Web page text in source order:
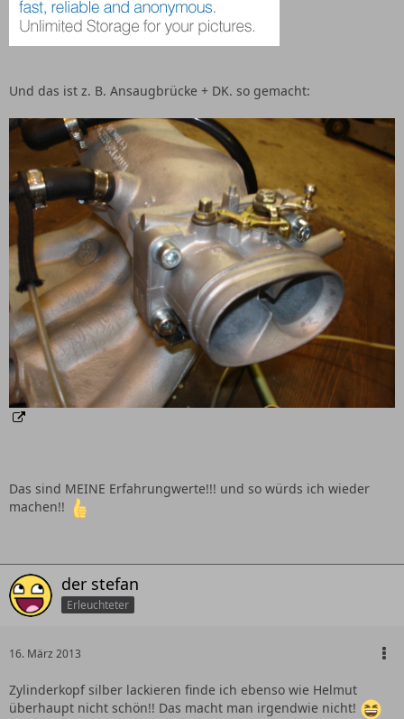
Und das ist z. B. Ansaugbrücke + DK. so gemacht:
Das sind MEINE Erfahrungwerte!!! und so würds ich wieder
machen!!
der stefan
Erleuchteter
16. März 2013
Zylinderkopf silber lackieren finde ich ebenso wie Helmut
überhaupt nicht schön!! Das macht man irgendwie nicht!